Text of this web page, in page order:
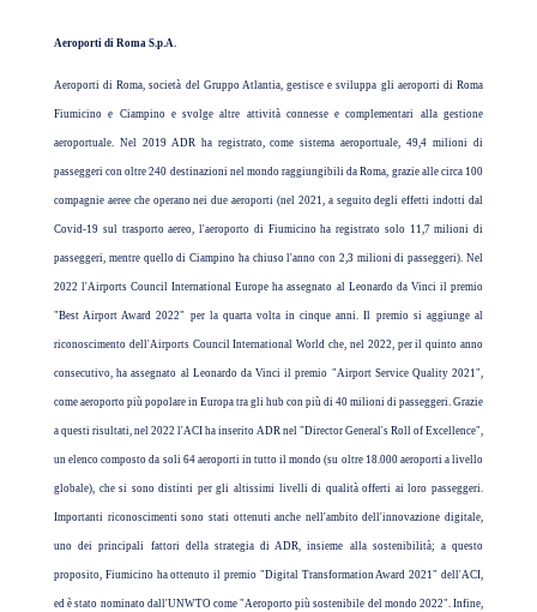
Aeroporti di Roma S.p.A.
Aeroporti di Roma, società del Gruppo Atlantia, gestisce e sviluppa gli aeroporti di Roma
Fiumicino e Ciampino e svolge altre attività connesse e complementari alla gestione
aeroportuale. Nel 2019 ADR ha registrato, come sistema aeroportuale, 49,4 milioni di
passeggeri con oltre 240 destinazioni nel mondo raggiungibili da Roma, grazie alle circa 100
compagnie aeree che operano nei due aeroporti (nel 2021, a seguito degli effetti indotti dal
Covid-19 sul trasporto aereo, l'aeroporto di Fiumicino ha registrato solo 11,7 milioni di
passeggeri, mentre quello di Ciampino ha chiuso l'anno con 2,3 milioni di passeggeri). Nel
2022 l'Airports Council International Europe ha assegnato al Leonardo da Vinci il premio
"Best Airport Award 2022" per la quarta volta in cinque anni. Il premio si aggiunge al
riconoscimento dell'Airports Council International World che, nel 2022, per il quinto anno
consecutivo, ha assegnato al Leonardo da Vinci il premio "Airport Service Quality 2021",
come aeroporto più popolare in Europa tra gli hub con più di 40 milioni di passeggeri. Grazie
a questi risultati, nel 2022 l'ACI ha inserito ADR nel "Director General's Roll of Excellence",
un elenco composto da soli 64 aeroporti in tutto il mondo (su oltre 18.000 aeroporti a livello
globale), che si sono distinti per gli altissimi livelli di qualità offerti ai loro passeggeri.
Importanti riconoscimenti sono stati ottenuti anche nell'ambito dell'innovazione digitale,
uno dei principali fattori della strategia di ADR, insieme alla sostenibilità; a questo
proposito, Fiumicino ha ottenuto il premio "Digital Transformation Award 2021" dell'ACI,
ed è stato nominato dall'UNWTO come "Aeroporto più sostenibile del mondo 2022". Infine,